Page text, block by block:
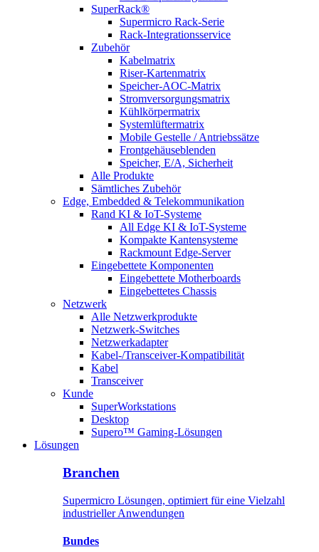
SuperRack®
Supermicro Rack-Serie
Rack-Integrationsservice
Zubehör
Kabelmatrix
Riser-Kartenmatrix
Speicher-AOC-Matrix
Stromversorgungsmatrix
Kühlkörpermatrix
Systemlüftermatrix
Mobile Gestelle / Antriebssätze
Frontgehäuseblenden
Speicher, E/A, Sicherheit
Alle Produkte
Sämtliches Zubehör
Edge, Embedded & Telekommunikation
Rand KI & IoT-Systeme
All Edge KI & IoT-Systeme
Kompakte Kantensysteme
Rackmount Edge-Server
Eingebettete Komponenten
Eingebettete Motherboards
Eingebettetes Chassis
Netzwerk
Alle Netzwerkprodukte
Netzwerk-Switches
Netzwerkadapter
Kabel-/Transceiver-Kompatibilität
Kabel
Transceiver
Kunde
SuperWorkstations
Desktop
Supero™ Gaming-Lösungen
Lösungen
Branchen
Supermicro Lösungen, optimiert für eine Vielzahl
industrieller Anwendungen
Bundes